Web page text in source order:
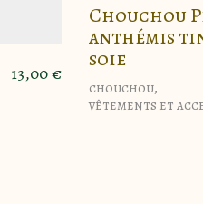
13,00€
Chouchou
anthémis
soie
chouchou,
vêtements et